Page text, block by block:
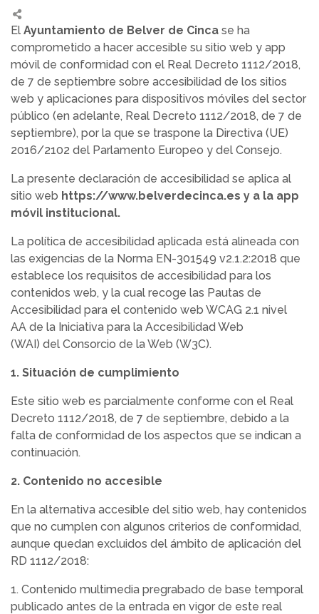
El Ayuntamiento de Belver de Cinca se ha
comprometido a hacer accesible su sitio web y app
móvil de conformidad con el Real Decreto 1112/2018,
de 7 de septiembre sobre accesibilidad de los sitios
web y aplicaciones para dispositivos móviles del sector
público (en adelante, Real Decreto 1112/2018, de 7 de
septiembre), por la que se traspone la Directiva (UE)
2016/2102 del Parlamento Europeo y del Consejo.
La presente declaración de accesibilidad se aplica al
sitio web https://www.belverdecinca.es y a la app
móvil institucional.
La política de accesibilidad aplicada está alineada con
las exigencias de la Norma EN-301549 v2.1.2:2018 que
establece los requisitos de accesibilidad para los
contenidos web, y la cual recoge las Pautas de
Accesibilidad para el contenido web WCAG 2.1 nivel
AA de la Iniciativa para la Accesibilidad Web
(WAI) del Consorcio de la Web (W3C).
1. Situación de cumplimiento
Este sitio web es parcialmente conforme con el Real
Decreto 1112/2018, de 7 de septiembre, debido a la
falta de conformidad de los aspectos que se indican a
continuación.
2. Contenido no accesible
En la alternativa accesible del sitio web, hay contenidos
que no cumplen con algunos criterios de conformidad,
aunque quedan excluidos del ámbito de aplicación del
RD 1112/2018:
1. Contenido multimedia pregrabado de base temporal
publicado antes de la entrada en vigor de este real